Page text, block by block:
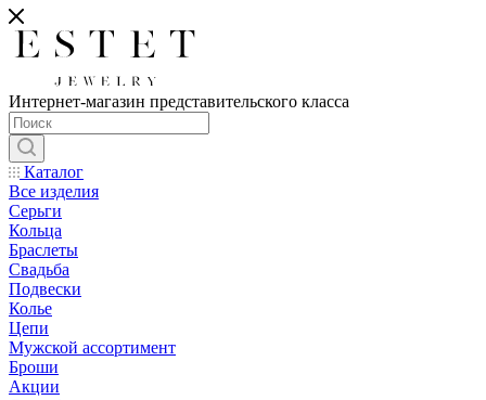
Интернет-магазин представительского класса
Каталог
Все изделия
Серьги
Кольца
Браслеты
Свадьба
Подвески
Колье
Цепи
Мужской ассортимент
Броши
Акции